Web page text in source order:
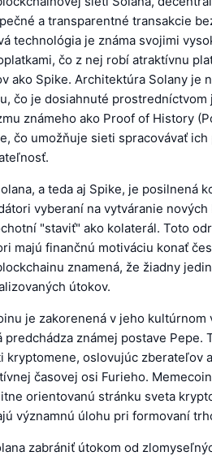
a transparentné transakcie
technológia je známa svojimi
čo z nej robí atraktívnu
ako Spike. Architektúra Solany je
čo je dosiahnuté prostredníctvom
známeho ako Proof of History
čo umožňuje sieti spracovávať
a teda aj Spike, je posilnená
vyberaní na vytváranie
"staviť" ako kolaterál. Toto
majú finančnú motiváciu konať
znamená, že žiadny
útokov.
je zakorenená v jeho kultúrnom
predchádza známej postave
kryptomene, oslovujúc zberateľov
časovej osi Furieho.
orientovanú stránku sveta
významnú úlohu pri formovaní
zabrániť útokom od